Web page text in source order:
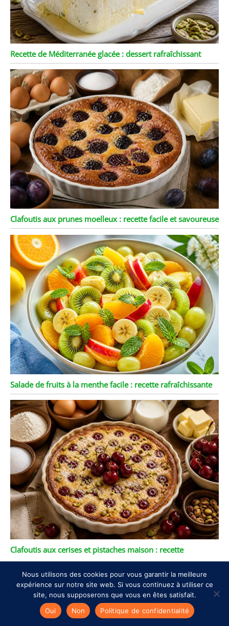
Recette de Méditerranée glacée : dessert rafraîchissant
Clafoutis aux prunes moelleux : recette facile et savoureuse
Salade de fruits à la menthe facile : recette rafraîchissante
Clafoutis aux cerises et pistaches maison : recette
Copyright © 2026 Food and Cuisine
Nous utilisons des cookies pour vous garantir la meilleure
expérience sur notre site web. Si vous continuez à utiliser ce
site, nous supposerons que vous en êtes satisfait.
Oui
Non Politique de confidentialité